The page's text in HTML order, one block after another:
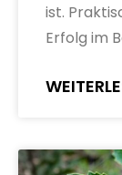
ist.
Erfolg im